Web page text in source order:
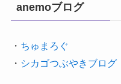
anemoブログ
・ ちゅまろぐ
・ シカゴつぶやきブログ